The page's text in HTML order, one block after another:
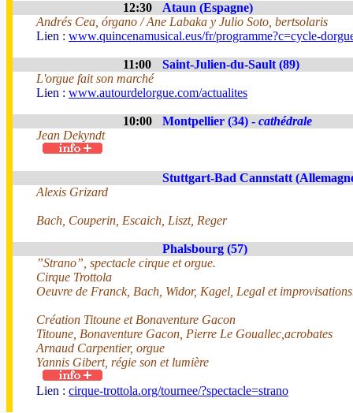
12:30
Ataun (Espagne)
Andrés Cea, órgano / Ane Labaka y Julio Soto, bertsolaris
Lien : www.quincenamusical.eus/fr/programme?c=cycle-
11:00
Saint-Julien-du-Sault (89)
L'orgue fait son marché
Lien : www.autourdelorgue.com/actualites
10:00 Montpellier (34) - cathédrale
Jean Dekyndt
Stuttgart-Bad Cannstatt
Alexis Grizard
Bach, Couperin, Escaich, Liszt, Reger
Phalsbourg (57)
”Strano”, spectacle cirque et orgue.
Cirque Trottola
Oeuvre de Franck, Bach, Widor, Kagel, Legal et
Création Titoune et Bonaventure Gacon
Titoune, Bonaventure Gacon, Pierre Le Gouallec,acrobates
Arnaud Carpentier, orgue
Yannis Gibert, régie son et lumière
Lien : cirque-trottola.org/tournee/?spectacle=strano